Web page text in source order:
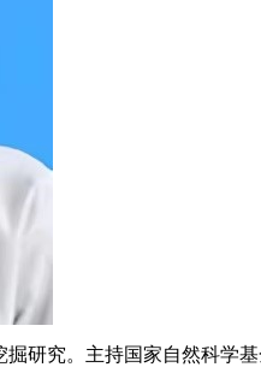
研究。主持国家自然科学